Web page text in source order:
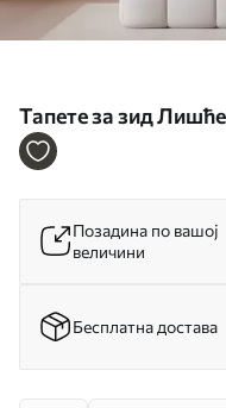
Тапете за зид
w05440
Позадина по вашој
величини
Бесплатна достава